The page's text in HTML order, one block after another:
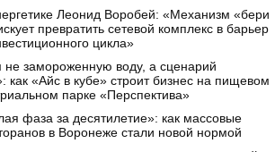
Леонид Воробей: «Механизм «бери
превратить сетевой комплекс в барьер
цикла»
замороженную воду, а сценарий
как «Айс в кубе» строит бизнес на пищевом
парке «Перспектива»
фаза за десятилетие»: как массовые
в Воронеже стали новой нормой